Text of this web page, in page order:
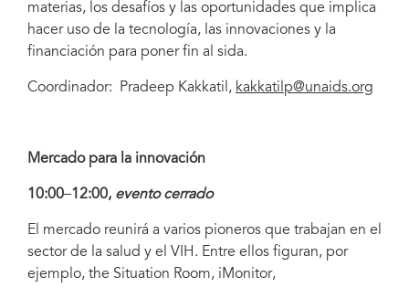
materias, los desafíos y las oportunidades que implica
hacer uso de la tecnología, las innovaciones y la
financiación para poner fin al sida.
Coordinador: Pradeep Kakkatil, kakkatilp@unaids.org
Mercado para la innovación
10:00–12:00, evento cerrado
El mercado reunirá a varios pioneros que trabajan en el
sector de la salud y el VIH. Entre ellos figuran, por
ejemplo, the Situation Room, iMonitor,